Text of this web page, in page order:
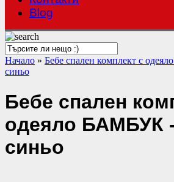
Blog
Начало » Бебе спален комплект с
синьо
Бебе спален
одеяло БАМБУК
синьо